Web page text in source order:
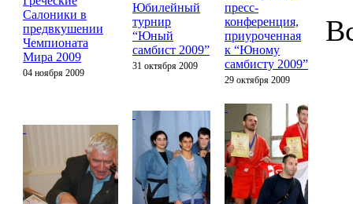
Салоники в
предвкушении
Чемпионата
Мира 2009
04 ноября 2009
Юбилейный
турнир
“Юный
самбист 2009”
31 октября 2009
пресс-
конференция,
приуроченная
к “Юному
самбисту 2009”
29 октября 2009